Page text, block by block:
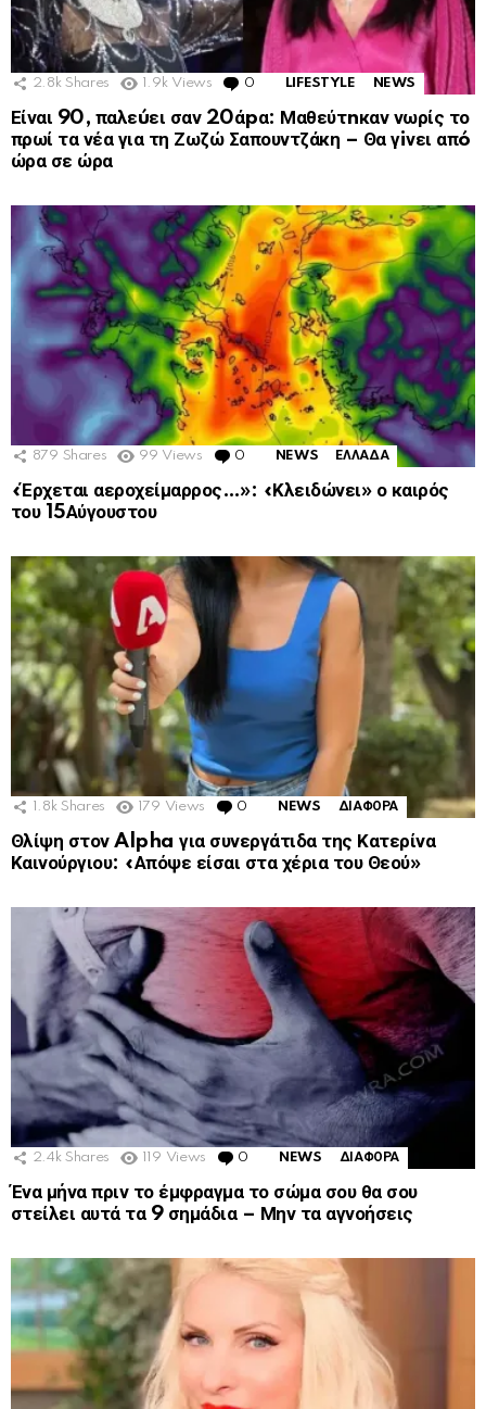
2.8k Shares 1.9k Views 0 Comments
LIFESTYLE NEWS
Είναι 90, παλεúει σαν 20άpα: Μαθεύτnκαν νωρίς το
πρωί τα νέα για τη Ζωζώ Σαπουντζάκη – Θα γiνει απó
ώρα σε ώρα
879 Shares 99 Views 0 Comments
NEWS ΕΛΛΑΔΑ
«Έρχεται αεροχείμαρρος…»: «Κλειδώνει» ο καιρός
του 15Αύγουστου
1.8k Shares 179 Views 0 Comments
NEWS ΔΙΑΦΟΡΑ
Θλίψη στον Alpha για συνεργάτιδα της Κατερίνα
Καινούργιου: «Απόψε είσαι στα χέρια του Θεού»
2.4k Shares 119 Views 0 Comments
NEWS ΔΙΑΦΟΡΑ
Ένα μήνα πριν το έμφραγμα το σώμα σου θα σου
στείλει αυτά τα 9 σημάδια – Μην τα αγνοήσεις